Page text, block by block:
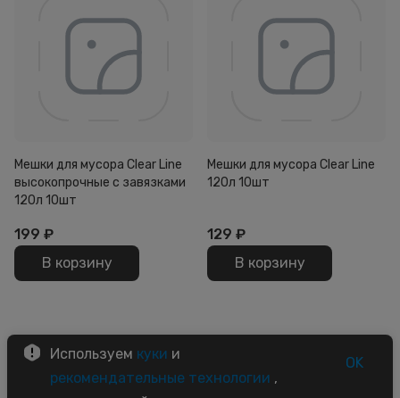
Мешки для мусора Clear Line
высокопрочные с завязками
120л 10шт
199 ₽
В корзину
Мешки для мусора Clear Line
120л 10шт
129 ₽
В корзину
Используем куки и
рекомендательные технологии ,
OK